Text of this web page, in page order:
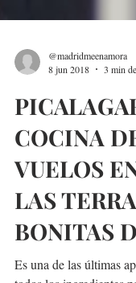
8 jun 2018
3 min
COCINA
VUELOS
LAS